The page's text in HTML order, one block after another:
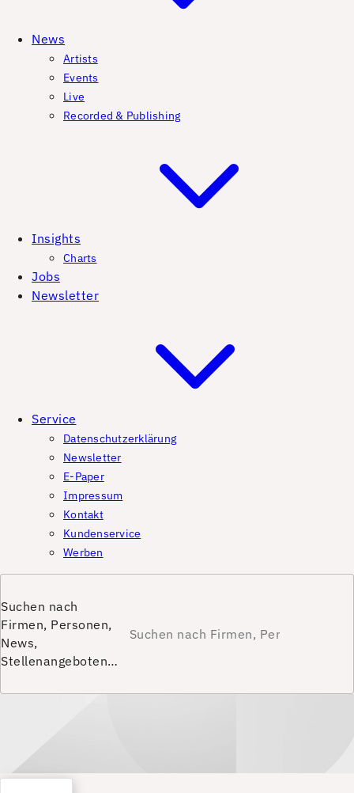
News
Artists
Events
Live
Recorded & Publishing
Insights
Charts
Jobs
Newsletter
Service
Datenschutzerklärung
Newsletter
E-Paper
Impressum
Kontakt
Kundenservice
Werben
Suchen nach
Firmen, Personen,
News,
Stellenangeboten…